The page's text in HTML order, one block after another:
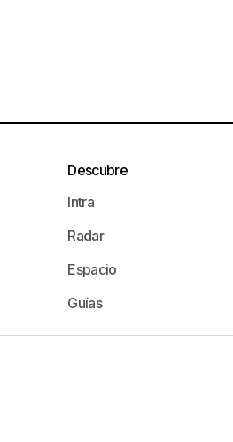
Descubre
Intra
Radar
Espacio
Guías